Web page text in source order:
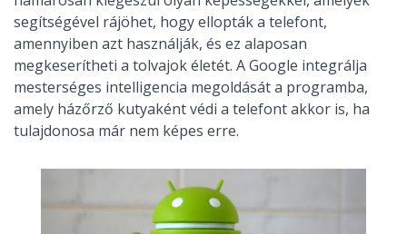
segítségével rájöhet, hogy ellopták a telefont,
amennyiben azt használják, és ez alaposan
megkeserítheti a tolvajok életét. A Google integrálja
mesterséges intelligencia megoldását a programba,
amely házőrző kutyaként védi a telefont akkor is, ha
tulajdonosa már nem képes erre.